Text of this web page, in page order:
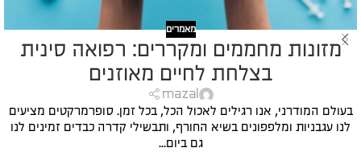
מאמרים
מזונות מחממים ומקררים: רפואה סינית
בצלחת לחיים מאוזנים
mazal
בעולם המודרני, אנו רגילים לאכול הכל, בכל זמן. סופרמרקטים מציעים
לנו עגבניות ומלפפונים בשיא החורף, ותבשילי קדרה כבדים זמינים לנו
גם ביום...